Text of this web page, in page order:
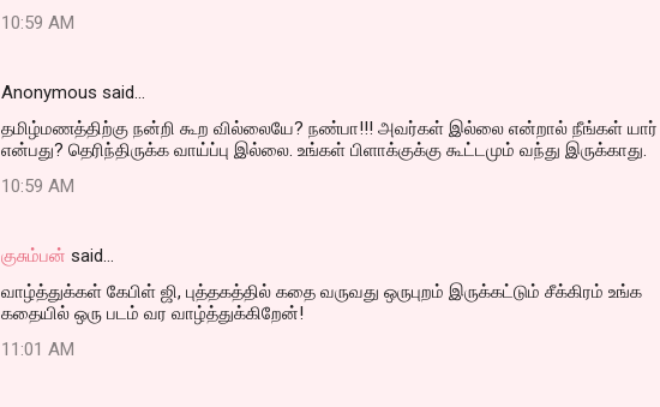
10:59 AM
Anonymous said…
தமிழ்மணத்திற்கு நன்றி கூற வில்லையே? நண்பா!!! அவர்கள் இல்லை என்றால் நீங்கள் யார்
என்பது? தெரிந்திருக்க வாய்ப்பு இல்லை. உங்கள் பிளாக்குக்கு கூட்டமும் வந்து இருக்காது.
10:59 AM
குசும்பன் said…
வாழ்த்துக்கள் கேபிள் ஜி, புத்தகத்தில் கதை வருவது ஒருபுறம் இருக்கட்டும் சீக்கிரம் உங்க
கதையில் ஒரு படம் வர வாழ்த்துக்கிறேன்!
11:01 AM